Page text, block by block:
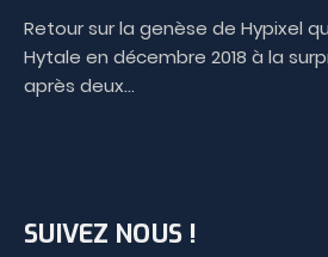
Retour sur la genèse de Hypixel
Hytale en décembre 2018 à la
après deux…
SUIVEZ NOUS !